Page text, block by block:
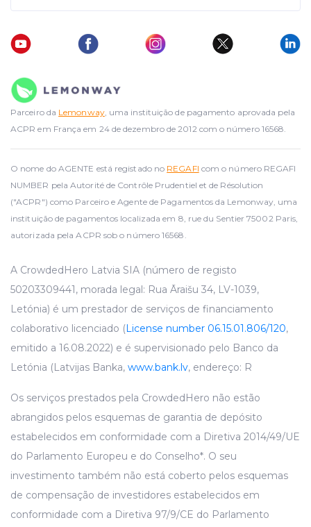
Parceiro da Lemonway, uma instituição de pagamento aprovada pela
ACPR em França em 24 de dezembro de 2012 com o número 16568.
O nome do AGENTE está registado no REGAFI com o número REGAFI
NUMBER pela Autorité de Contrôle Prudentiel et de Résolution
("ACPR") como Parceiro e Agente de Pagamentos da Lemonway, uma
instituição de pagamentos localizada em 8, rue du Sentier 75002 Paris,
autorizada pela ACPR sob o número 16568.
A CrowdedHero Latvia SIA (número de registo
50203309441, morada legal: Rua Āraišu 34, LV-1039,
Letónia) é um prestador de serviços de financiamento
colaborativo licenciado (License number 06.15.01.806/120,
emitido a 16.08.2022) e é supervisionado pelo Banco da
Letónia (Latvijas Banka, www.bank.lv, endereço: R
Os serviços prestados pela CrowdedHero não estão
abrangidos pelos esquemas de garantia de depósito
estabelecidos em conformidade com a Diretiva 2014/49/UE
do Parlamento Europeu e do Conselho*. O seu
investimento também não está coberto pelos esquemas
de compensação de investidores estabelecidos em
conformidade com a Diretiva 97/9/CE do Parlamento